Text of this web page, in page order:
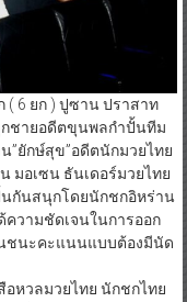
( 6 ยก ) ปูซาน ปราสาท
กชายอดีตขุนพลกำปั้นทีม
”ยักษ์สุข”อดีตนักมวยไทย
มอเซน ธันเดอร์มวยไทย
นกันสนุกโดยนักชกอิหร่าน
ความชัดเจนในการออก
ชนะคะแนนแบบต้องมีนัด
อหวลมวยไทย นักชกไทย